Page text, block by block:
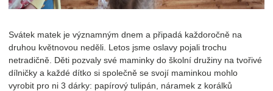
Svátek matek je významným dnem a připadá každoročně na
druhou květnovou neděli. Letos jsme oslavy pojali trochu
netradičně. Děti pozvaly své maminky do školní družiny na tvořivé
dílničky a každé dítko si společně se svojí maminkou mohlo
vyrobit pro ni 3 dárky: papírový tulipán, náramek z korálků